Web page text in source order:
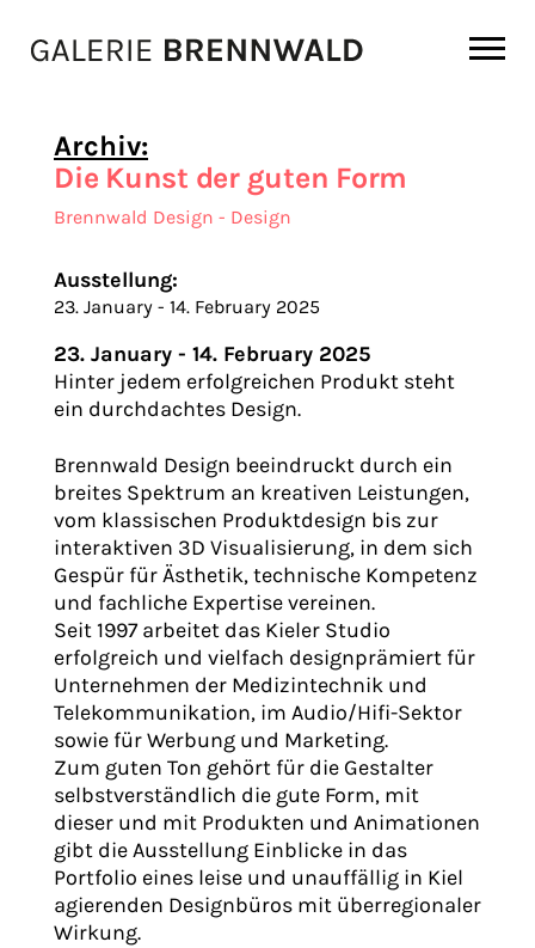
Archiv:
Die Kunst der guten Form
Brennwald Design - Design
Ausstellung:
23. January - 14. February 2025
23. January - 14. February 2025
Hinter jedem erfolgreichen Produkt steht
ein durchdachtes Design.
Brennwald Design beeindruckt durch ein
breites Spektrum an kreativen Leistungen,
vom klassischen Produktdesign bis zur
interaktiven 3D Visualisierung, in dem sich
Gespür für Ästhetik, technische Kompetenz
und fachliche Expertise vereinen.
Seit 1997 arbeitet das Kieler Studio
erfolgreich und vielfach designprämiert für
Unternehmen der Medizintechnik und
Telekommunikation, im Audio/Hifi-Sektor
sowie für Werbung und Marketing.
Zum guten Ton gehört für die Gestalter
selbstverständlich die gute Form, mit
dieser und mit Produkten und Animationen
gibt die Ausstellung Einblicke in das
Portfolio eines leise und unauffällig in Kiel
agierenden Designbüros mit überregionaler
Wirkung.